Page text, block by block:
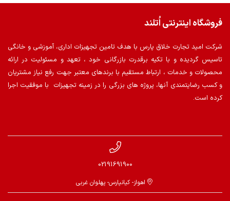
فروشگاه اینترنتی اُتلند
شرکت امید تجارت خلاق پارس با هدف تامین تجهیزات اداری، آموزشی و خانگی
تاسیس گردیده و با تکیه برقدرت بازرگانی خود ، تعهد و مسئولیت در ارائه
محصولات و خدمات ، ارتباط مستقیم با برندهای معتبر جهت رفع نیاز مشتریان
و کسب رضایتمندی آنها، پروژه های بزرگی را در زمینه تجهیزات با موفقیت اجرا
کرده است.
02191691900
اهواز- کیانپارس- پهلوان غربی